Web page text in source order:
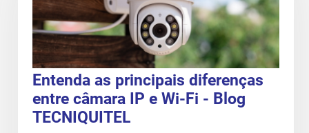
Entenda as principais diferenças
entre câmara IP e Wi-Fi - Blog
TECNIQUITEL